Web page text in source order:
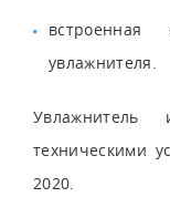
встроенная
увлажнителя.
Увлажнитель
техническими
2020.